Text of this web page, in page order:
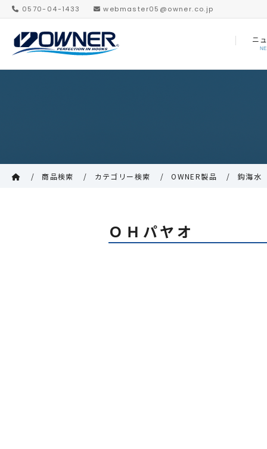
0570-04-1433 webmaster05@owner.co.jp
ニ
商品検索 カテゴリー検索 OWNER製品 鈎海水
ＯＨパヤオ